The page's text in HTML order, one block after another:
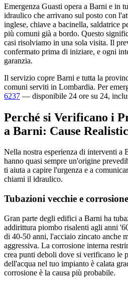
Emergenza Guasti opera a Barni e in
idraulico che arrivano sul posto con
inglese, chiave a bacinella, saldatrice
più comuni già a bordo. Questo
casi risolviamo in una sola visita. Il
confermato prima di iniziare, e ogni
garanzia.
Il servizio copre Barni e tutta la
comuni serviti in Lombardia. Per
6237 — disponibile 24 ore su 24,
Perché si Verificano i
a Barni: Cause
Nella nostra esperienza di interventi
hanno quasi sempre un'origine
ti aiuta a capire l'urgenza e a
chiami il idraulico.
Tubazioni vecchie e corrosione
Gran parte degli edifici a Barni ha
addirittura piombo risalenti agli anni
di 40-50 anni, l'acciaio zincato anche
aggressiva. La corrosione interna
crea punti deboli dove si verificano le
dell'acqua nel tuo impianto è calata
corrosione è la causa più probabile.